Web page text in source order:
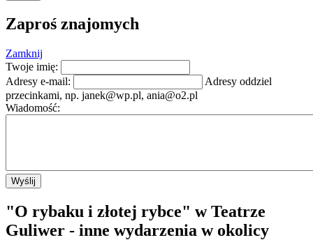
Zaproś znajomych
Zamknij
Twoje imię:
Adresy e-mail:
Adresy oddziel
przecinkami, np. janek@wp.pl, ania@o2.pl
Wiadomość:
Wyślij
"O rybaku i złotej rybce" w Teatrze
Guliwer - inne wydarzenia w okolicy